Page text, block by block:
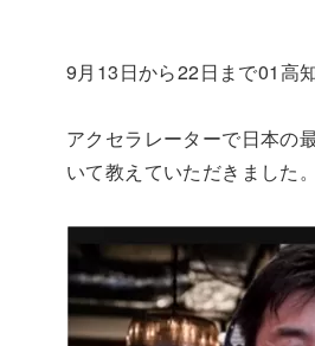
9月13日から22日まで01高
アクセラレーターで日本の
いて教えていただきました